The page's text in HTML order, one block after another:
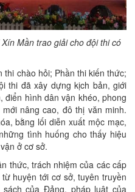
Mần trao giải cho đội thi có
chào hỏi; Phần thi kiến thức;
thi đã xây dựng kịch bản, giới
điển hình dân vận khéo, phong
nâng cao, đô thị văn minh.
bằng lối diễn xuất mộc mạc,
tình huống cho thấy hiệu
ở cơ sở.
trách nhiệm của các cấp
huyện tới cơ sở, tuyên truyền
của Đảng, pháp luật của